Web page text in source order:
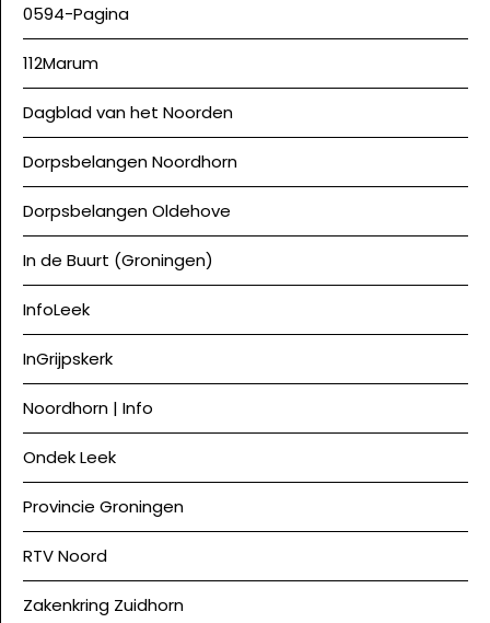
0594-Pagina
112Marum
Dagblad van het Noorden
Dorpsbelangen Noordhorn
Dorpsbelangen Oldehove
In de Buurt (Groningen)
InfoLeek
InGrijpskerk
Noordhorn | Info
Ondek Leek
Provincie Groningen
RTV Noord
Zakenkring Zuidhorn